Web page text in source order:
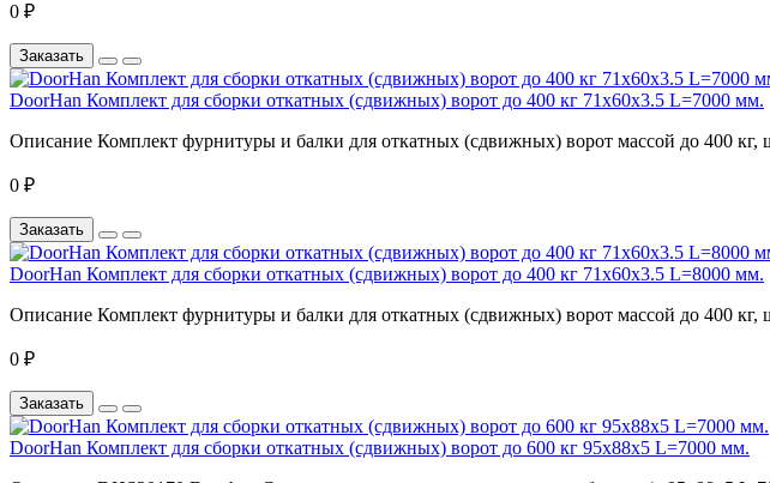
0 ₽
Заказать
DoorHan Комплект для сборки откатных (сдвижных) ворот до 400 кг 71x60x3.5 L=7000 мм.
Описание Комплект фурнитуры и балки для откатных (сдвижных) ворот массой до 400 кг,
0 ₽
Заказать
DoorHan Комплект для сборки откатных (сдвижных) ворот до 400 кг 71x60x3.5 L=8000 мм.
Описание Комплект фурнитуры и балки для откатных (сдвижных) ворот массой до 400 кг,
0 ₽
Заказать
DoorHan Комплект для сборки откатных (сдвижных) ворот до 600 кг 95x88x5 L=7000 мм.